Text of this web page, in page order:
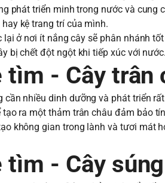
phát triển minh trong nước và cung
kệ trang trí của mình.
ở nơi ít nắng cây sẽ phân nhánh
bị chết đột ngột khi tiếp xúc với nước.
- Cây trân
nhiều dinh dưỡng và phát triển
ra một thảm trân châu đảm bảo
không gian trong lành và tươi mát
- Cây